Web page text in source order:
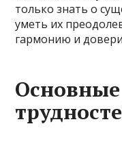
только знать о
уметь их
гармонию и